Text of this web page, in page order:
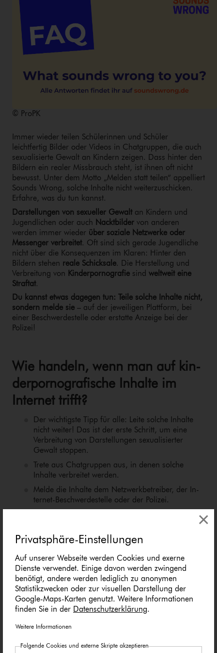
Privatsphäre-Einstellungen
Auf unserer Webseite werden Cookies und exerne
Dienste verwendet. Einige davon werden zwingend
benötigt, andere werden lediglich zu anonymen
Statistikzwecken oder zur visuellen Darstellung der
Google-Maps-Karten genutzt. Weitere Informationen
finden Sie in der Datenschutzerklärung.
Weitere Informationen
Folgende Cookies und externe Skripte akzeptieren
×
© ProPK
Immer wieder teilen Schülerinnen und Schüler
leichtfertig Bilder oder Videos in Chatgruppen, die auch
sexualisierte Gewalt an Kindern zeigen. Dass hinter den
Bildern ein realer Missbrauch steht, ist ihnen oft nicht
bewusst. Unter dem Motto „Melden statt teilen“ appelliert
Sounds Wrong, solche Inhalte nicht wei­ter­zu­schi­cken.
Erfahre, was du tun kannst.
Darstellungen von sexueller Gewaltan Kindern und
Jugendlichen oder auch Nacktbilder von anderen
werden immer wieder über soziale Netzwerke oder
Messenger verbreitet. Oft sind sich gerade Jugendliche
nicht über die Konsequenzen im Klaren: Hinter den
Bildern stehen reale Schicksale. Die Herstellung und
Verbreitung von Kin­der­por­no­gra­fie sind weltweit eine
Straftat.
Du kannst etwas dagegen tun: Teile solche Inhalte nicht,
sondern melde sie – auf der jeweiligen Plattform, bei
einer Be­schwer­de­stel­le oder erstatte Anzeige bei der
Polizei!
Wie handeln, wenn man auf kin­
der­por­no­gra­fi­sche Inhalte im
Internet trifft?
Der wichtigste Tipp für alle: Leite solche Inhalte
nicht weiter! Das ist der erste Schritt, um eine
Verbreitung von Darstellungen se­xua­li­sier­ter
Gewalt stoppen.
Trete aus Chatgruppen aus, in denen solche
Inhalte verbreitet werden.
Melde die Inhalte dem Netz­werk­be­trei­ber, der In­
ter­net-Be­schwer­de­stel­le oder der Polizei.
Bestätigung an die Polizei weitergegeben werden. So
können Ermittlungen eingeleitet, Täterinnen und Täter
zur Rechenschaft gezogen werden und andauernder
Missbrauch beendet werden.
Wie und wo kann ich
Darstellungen se­xua­li­sier­ter